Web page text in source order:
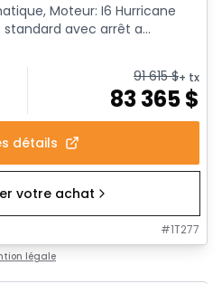
Moteur: I6 Hurricane
avec arrêt a...
91 615$+ tx
83 365$
détails
votre achat
#1T277
légale